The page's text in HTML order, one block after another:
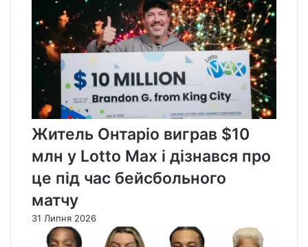
Житель Онтаріо виграв $10
млн у Lotto Max і дізнався про
це під час бейсбольного
матчу
31 Липня 2026